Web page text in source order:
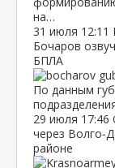
на…
31 июля 12:11
Бочаров
БПЛА
По данным
29 июля 17:46
через
районе